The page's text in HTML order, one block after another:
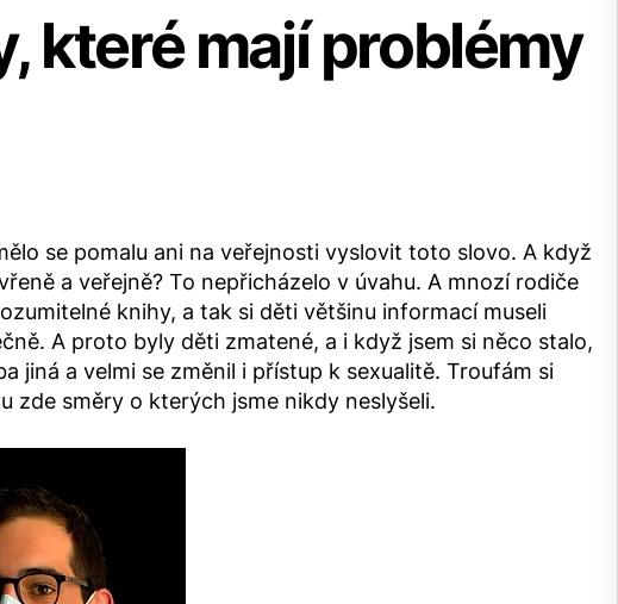
které mají problémy
se pomalu ani na veřejnosti vyslovit toto slovo. A když
a veřejně? To nepřicházelo v úvahu. A mnozí rodiče
knihy, a tak si děti většinu informací museli
A proto byly děti zmatené, a i když jsem si něco stalo,
jiná a velmi se změnil i přístup k sexualitě. Troufám si
zde směry o kterých jsme nikdy neslyšeli.